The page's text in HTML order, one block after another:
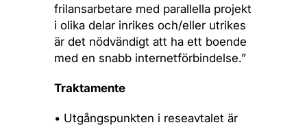
frilansarbetare med parallella projekt
i olika delar inrikes och/eller utrikes
är det nödvändigt att ha ett boende
med en snabb internetförbindelse.”
Traktamente
• Utgångspunkten i reseavtalet är